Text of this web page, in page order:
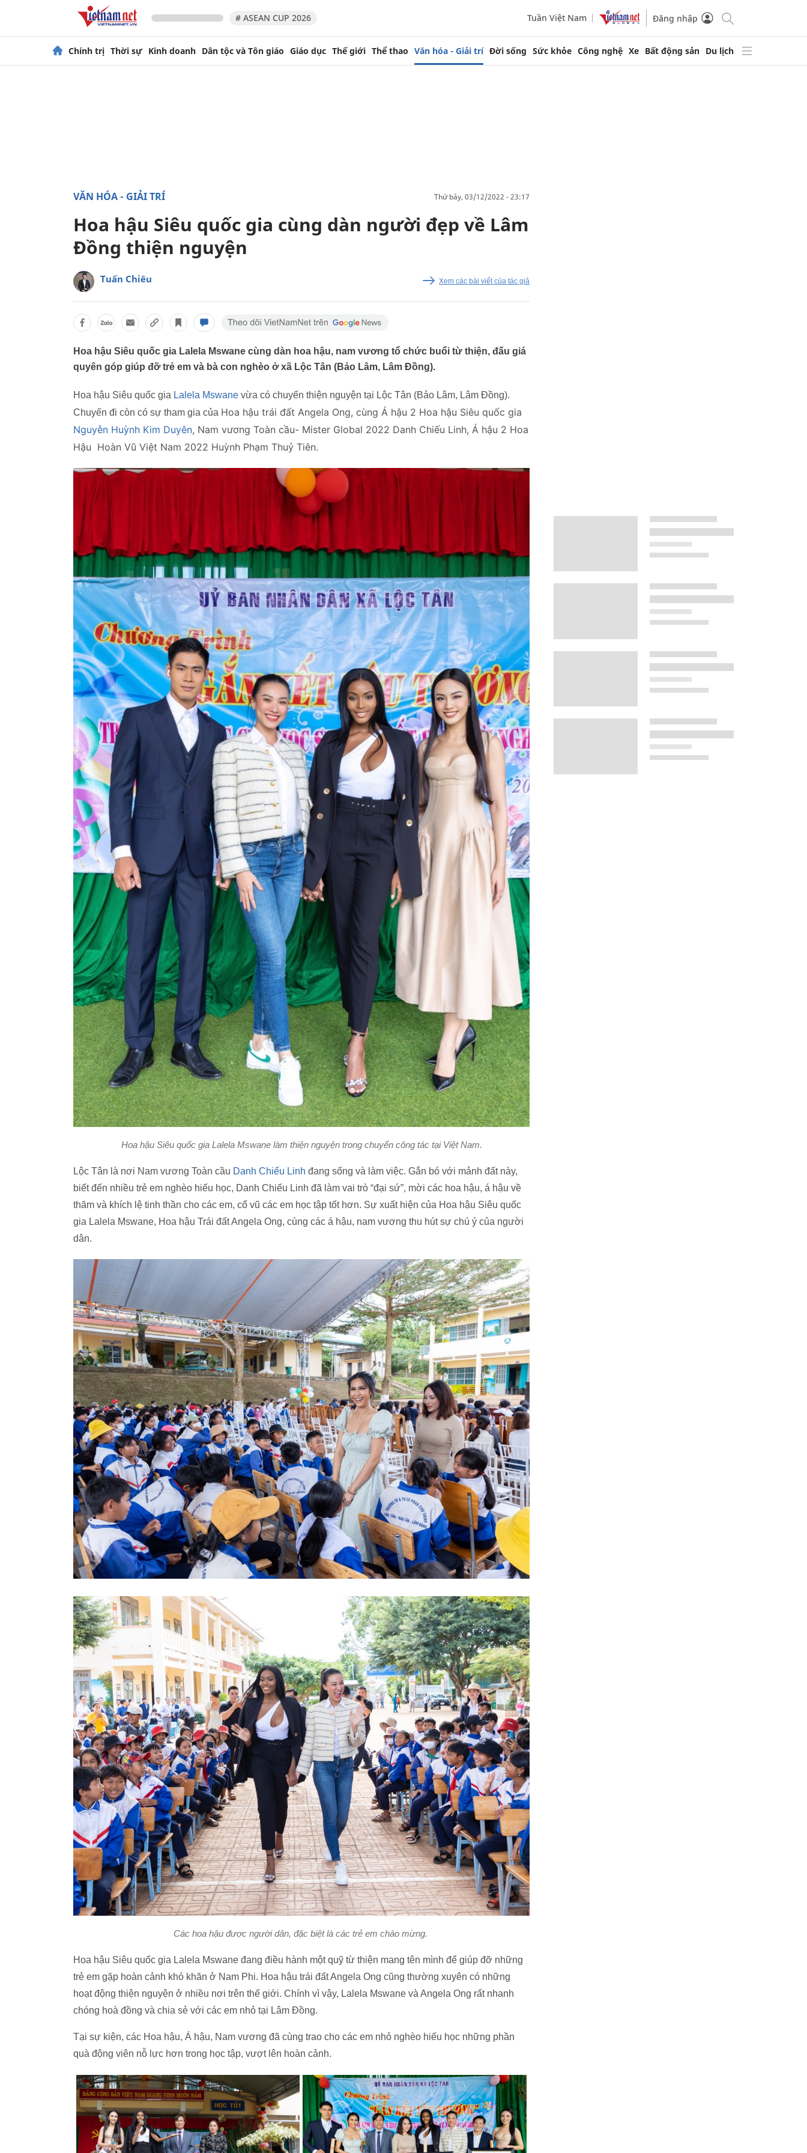
# ASEAN CUP 2026 Tuần Việt Nam Đăng nhập
Chính trị Thời sự Kinh doanh Dân tộc và Tôn giáo Giáo dục Thế giới Thể thao Văn hóa - Giải trí Đời sống Sức khỏe Công nghệ Xe Bất động sản Du lịch
VĂN HÓA - GIẢI TRÍ thứ bảy, 03/12/2022 - 23:17
Hoa hậu Siêu quốc gia cùng dàn người đẹp về Lâm
Đồng thiện nguyện
Tuấn Chiêu Xem các bài viết của tác giả
Hoa hậu Siêu quốc gia Lalela Mswane cùng dàn hoa hậu, nam vương tổ chức buổi từ thiện, đấu giá
quyên góp giúp đỡ trẻ em và bà con nghèo ở xã Lộc Tân (Bảo Lâm, Lâm Đồng).
Hoa hậu Siêu quốc gia Lalela Mswane vừa có chuyến thiện nguyện tại Lộc Tân (Bảo Lâm, Lâm Đồng).
Chuyến đi còn có sự tham gia của Hoa hậu trái đất Angela Ong, cùng Á hậu 2 Hoa hậu Siêu quốc gia
Nguyễn Huỳnh Kim Duyên, Nam vương Toàn cầu- Mister Global 2022 Danh Chiếu Linh, Á hậu 2 Hoa
Hậu Hoàn Vũ Việt Nam 2022 Huỳnh Phạm Thuỷ Tiên.
Hoa hậu Siêu quốc gia Lalela Mswane làm thiện nguyện trong chuyến công tác tại Việt Nam.
Lộc Tân là nơi Nam vương Toàn cầu Danh Chiếu Linh đang sống và làm việc. Gắn bó với mảnh đất này,
biết đến nhiều trẻ em nghèo hiếu học, Danh Chiếu Linh đã làm vai trò “đại sứ”, mời các hoa hậu, á hậu về
thăm và khích lệ tinh thần cho các em, cổ vũ các em học tập tốt hơn. Sự xuất hiện của Hoa hậu Siêu quốc
gia Lalela Mswane, Hoa hậu Trái đất Angela Ong, cùng các á hậu, nam vương thu hút sự chú ý của người
dân.
Các hoa hậu được người dân, đặc biệt là các trẻ em chào mừng.
Hoa hậu Siêu quốc gia Lalela Mswane đang điều hành một quỹ từ thiện mang tên mình để giúp đỡ những
trẻ em gặp hoàn cảnh khó khăn ở Nam Phi. Hoa hậu trái đất Angela Ong cũng thường xuyên có những
hoạt động thiện nguyện ở nhiều nơi trên thế giới. Chính vì vậy, Lalela Mswane và Angela Ong rất nhanh
chóng hoà đồng và chia sẻ với các em nhỏ tại Lâm Đồng.
Tại sự kiện, các Hoa hậu, Á hậu, Nam vương đã cùng trao cho các em nhỏ nghèo hiếu học những phần
quà động viên nỗ lực hơn trong học tập, vượt lên hoàn cảnh.